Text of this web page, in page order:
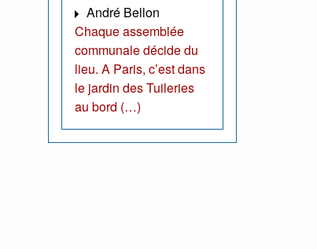
André Bellon
Chaque assemblée
communale décide du
lieu. A Paris, c’est dans
le jardin des Tuileries
au bord (…)